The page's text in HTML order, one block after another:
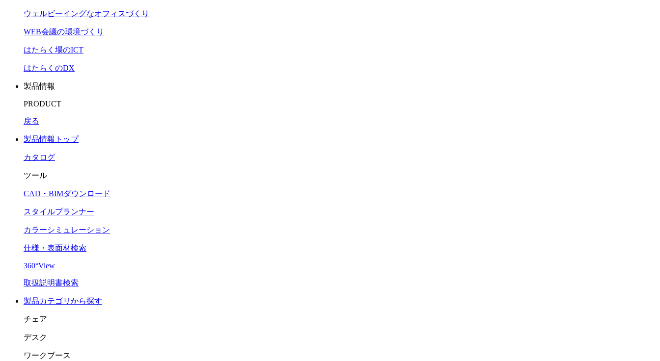
ウェルビーイングなオフィスづくり
WEB会議の環境づくり
はたらく場のICT
はたらくのDX
製品情報
PRODUCT
戻る
製品情報トップ
カタログ
ツール
CAD・BIMダウンロード
スタイルプランナー
カラーシミュレーション
仕様・表面材検索
360°View
取扱説明書検索
製品カテゴリから探す
チェア
デスク
ワークブース